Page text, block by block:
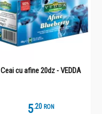
Ceai cu afine 20dz - VEDDA
5.2 RON